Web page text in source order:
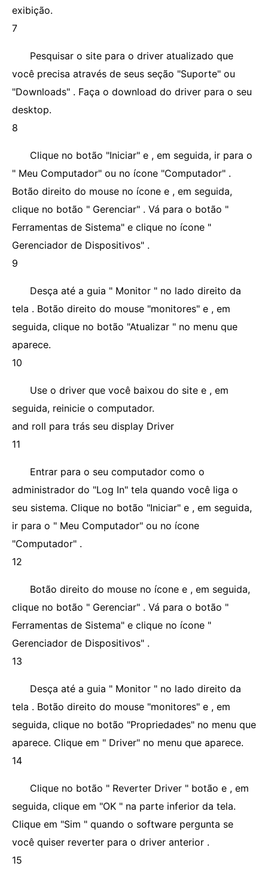
exibição.
7
Pesquisar o site para o driver atualizado que
você precisa através de seus seção "Suporte" ou
"Downloads" . Faça o download do driver para o seu
desktop.
8
Clique no botão "Iniciar" e , em seguida, ir para o
" Meu Computador" ou no ícone "Computador" .
Botão direito do mouse no ícone e , em seguida,
clique no botão " Gerenciar" . Vá para o botão "
Ferramentas de Sistema" e clique no ícone "
Gerenciador de Dispositivos" .
9
Desça até a guia " Monitor " no lado direito da
tela . Botão direito do mouse "monitores" e , em
seguida, clique no botão "Atualizar " no menu que
aparece.
10
Use o driver que você baixou do site e , em
seguida, reinicie o computador.
and roll para trás seu display Driver
11
Entrar para o seu computador como o
administrador do "Log In" tela quando você liga o
seu sistema. Clique no botão "Iniciar" e , em seguida,
ir para o " Meu Computador" ou no ícone
"Computador" .
12
Botão direito do mouse no ícone e , em seguida,
clique no botão " Gerenciar" . Vá para o botão "
Ferramentas de Sistema" e clique no ícone "
Gerenciador de Dispositivos" .
13
Desça até a guia " Monitor " no lado direito da
tela . Botão direito do mouse "monitores" e , em
seguida, clique no botão "Propriedades" no menu que
aparece. Clique em " Driver" no menu que aparece.
14
Clique no botão " Reverter Driver " botão e , em
seguida, clique em "OK " na parte inferior da tela.
Clique em "Sim " quando o software pergunta se
você quiser reverter para o driver anterior .
15